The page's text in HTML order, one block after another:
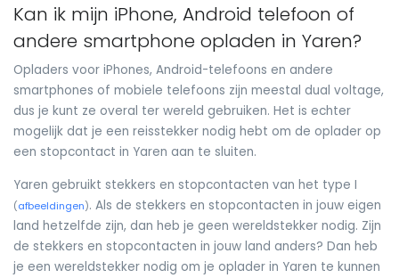
Kan ik mijn iPhone, Android telefoon of
andere smartphone opladen in Yaren?
Opladers voor iPhones, Android-telefoons en andere
smartphones of mobiele telefoons zijn meestal dual voltage,
dus je kunt ze overal ter wereld gebruiken. Het is echter
mogelijk dat je een reisstekker nodig hebt om de oplader op
een stopcontact in Yaren aan te sluiten.
Yaren gebruikt stekkers en stopcontacten van het type I
(afbeeldingen). Als de stekkers en stopcontacten in jouw eigen
land hetzelfde zijn, dan heb je geen wereldstekker nodig. Zijn
de stekkers en stopcontacten in jouw land anders? Dan heb
je een wereldstekker nodig om je oplader in Yaren te kunnen